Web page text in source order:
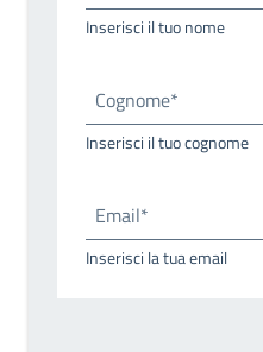
Inserisci il tuo nome
Cognome*
Inserisci il tuo cognome
Email*
Inserisci la tua email